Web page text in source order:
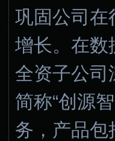
巩固公司在
增长。在数
全资子公司
简称“创源
务，产品包